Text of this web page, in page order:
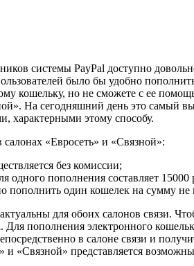
системы PayPal доступно
было бы удобно
кошельку, но не сможете с ее
На сегодняшний день это самый
характерными этому способу.
«Евросеть» и «Связной»:
без комиссии;
одного пополнения составляет 15000
пополнить один кошелек на сумму
для обоих салонов связи.
пополнения электронного
в салоне связи и
и «Связной» представляется